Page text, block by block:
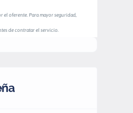
el oferente. Para mayor seguridad,
de contratar el servicio.